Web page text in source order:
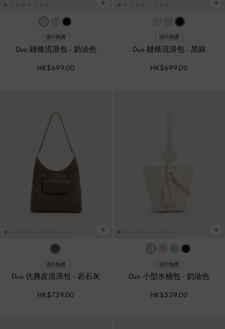
流行熱賣
Duo 鏈條流浪包 - 奶油色
HK$699.00
流行熱賣
Duo 鏈條流浪包 - 黑銀
HK$699.00
流行熱賣
Duo 仿麂皮流浪包 -岩石灰
HK$739.00
流行熱賣
Duo 小型水桶包 - 奶油色
HK$539.00